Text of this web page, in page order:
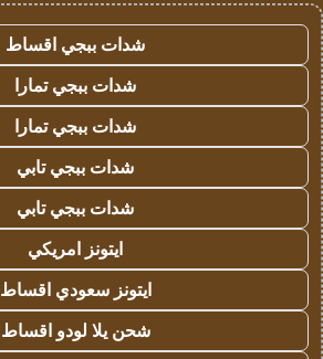
شدات ببجي اقساط
شدات ببجي تمارا
شدات ببجي تمارا
شدات ببجي تابي
شدات ببجي تابي
ايتونز امريكي
ايتونز سعودي اقساط
شحن يلا لودو اقساط